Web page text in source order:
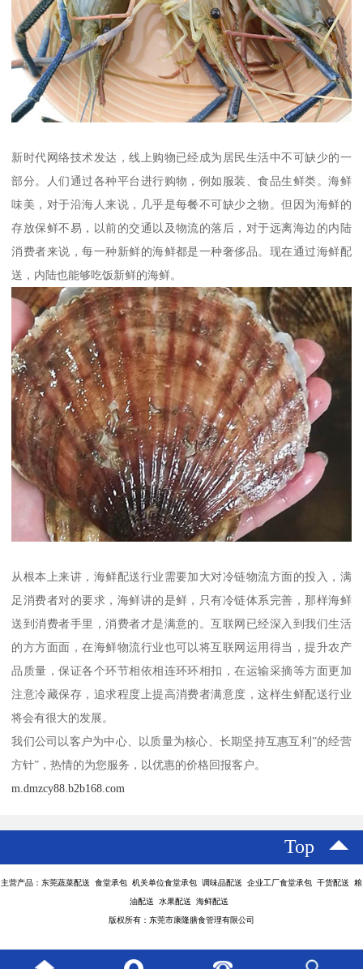
新时代网络技术发达，线上购物已经成为居民生活中不可缺少的一
部分。人们通过各种平台进行购物，例如服装、食品生鲜类。海鲜
味美，对于沿海人来说，几乎是每餐不可缺少之物。但因为海鲜的
存放保鲜不易，以前的交通以及物流的落后，对于远离海边的内陆
消费者来说，每一种新鲜的海鲜都是一种奢侈品。现在通过海鲜配
送，内陆也能够吃饭新鲜的海鲜。
从根本上来讲，海鲜配送行业需要加大对冷链物流方面的投入，满
足消费者对的要求，海鲜讲的是鲜，只有冷链体系完善，那样海鲜
送到消费者手里，消费者才是满意的。互联网已经深入到我们生活
的方方面面，在海鲜物流行业也可以将互联网运用得当，提升农产
品质量，保证各个环节相依相连环环相扣，在运输采摘等方面更加
注意冷藏保存，追求程度上提高消费者满意度，这样生鲜配送行业
将会有很大的发展。
我们公司以客户为中心、以质量为核心、长期坚持互惠互利”的经营
方针”，热情的为您服务，以优惠的价格回报客户。
m.dmzcy88.b2b168.com
Top
主营产品：东莞蔬菜配送 食堂承包 机关单位食堂承包 调味品配送 企业工厂食堂承包 干货配送 粮
油配送 水果配送 海鲜配送
版权所有：东莞市康隆膳食管理有限公司